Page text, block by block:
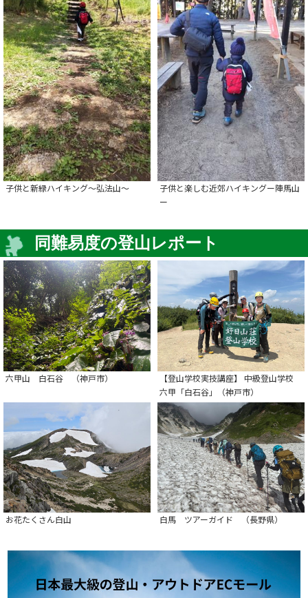
子供と新緑ハイキング～弘法山～
子供と楽しむ近郊ハイキングー陣馬山
ー
同難易度の登山レポート
六甲山 白石谷 （神戸市）
【登山学校実技講座】 中級登山学校
六甲「白石谷」（神戸市）
お花たくさん白山 白馬 ツアーガイド （長野県）